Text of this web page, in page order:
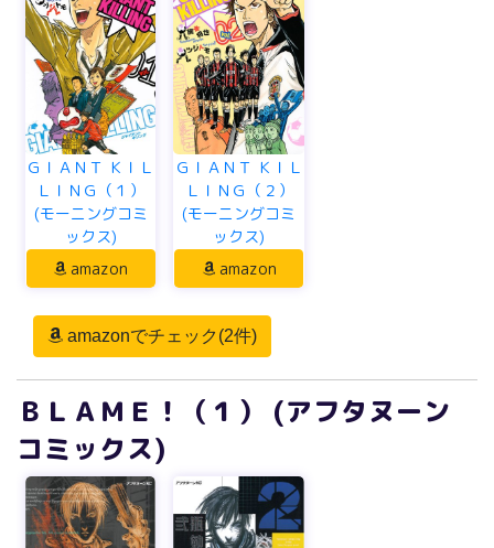
ＧＩＡＮＴ ＫＩＬ
ＬＩＮＧ（１）
(モーニングコミ
ックス)
amazon
ＧＩＡＮＴ ＫＩＬ
ＬＩＮＧ（２）
(モーニングコミ
ックス)
amazon
amazonでチェック(2件)
ＢＬＡＭＥ！（１） (アフタヌーン
コミックス)